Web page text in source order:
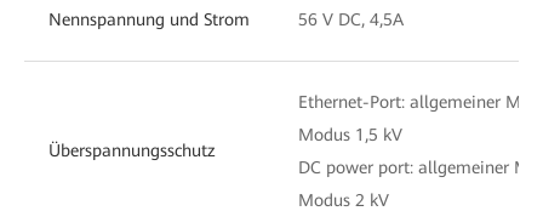
Nennspannung und Strom 56 V DC, 4,5A
Überspannungsschutz
Ethernet-Port: allgemeiner
Modus 1,5 kV
DC power port: allgemeiner
Modus 2 kV